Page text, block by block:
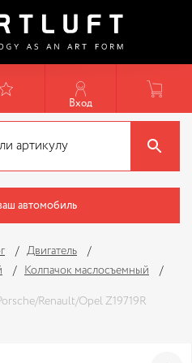
Вход
автомобиль
Двигатель
Колпачок маслосъемный
Renault/Opel Z19719R